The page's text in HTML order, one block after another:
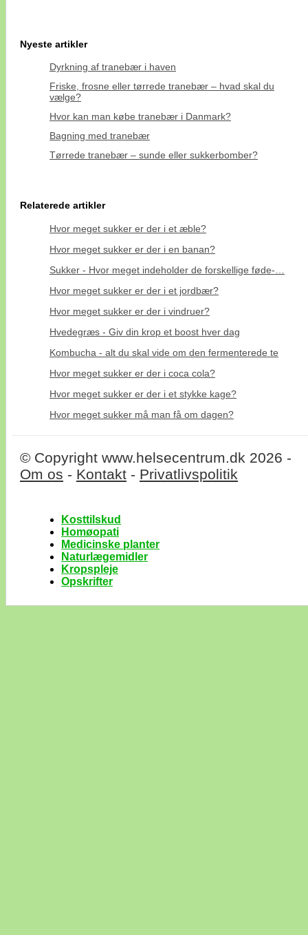
Nyeste artikler
Dyrkning af tranebær i haven
Friske, frosne eller tørrede tranebær – hvad skal du
vælge?
Hvor kan man købe tranebær i Danmark?
Bagning med tranebær
Tørrede tranebær – sunde eller sukkerbomber?
Relaterede artikler
Hvor meget sukker er der i et æble?
Hvor meget sukker er der i en banan?
Sukker - Hvor meget indeholder de forskellige føde-…
Hvor meget sukker er der i et jordbær?
Hvor meget sukker er der i vindruer?
Hvedegræs - Giv din krop et boost hver dag
Kombucha - alt du skal vide om den fermenterede te
Hvor meget sukker er der i coca cola?
Hvor meget sukker er der i et stykke kage?
Hvor meget sukker må man få om dagen?
© Copyright www.helsecentrum.dk 2026 -
Om os - Kontakt - Privatlivspolitik
Kosttilskud
Homøopati
Medicinske planter
Naturlægemidler
Kropspleje
Opskrifter